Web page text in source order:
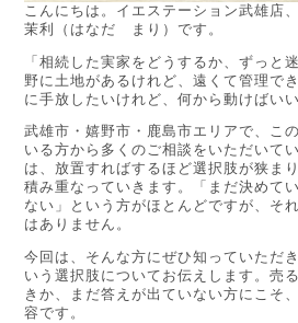
こんにちは。イエステーション武雄店
茉利（はなだ まり）です。
「相続した実家をどうするか、ずっと
野に土地があるけれど、遠くて管理で
に手放したいけれど、何から動けばい
武雄市・嬉野市・鹿島市エリアで、こ
いる方から多くのご相談をいただいて
は、放置すればするほど選択肢が狭ま
積み重なっていきます。「まだ決めて
ない」という方がほとんどですが、そ
はありません。
今回は、そんな方にぜひ知っていただ
いう選択肢についてお伝えします。売
きか、まだ答えが出ていない方にこそ
容です。